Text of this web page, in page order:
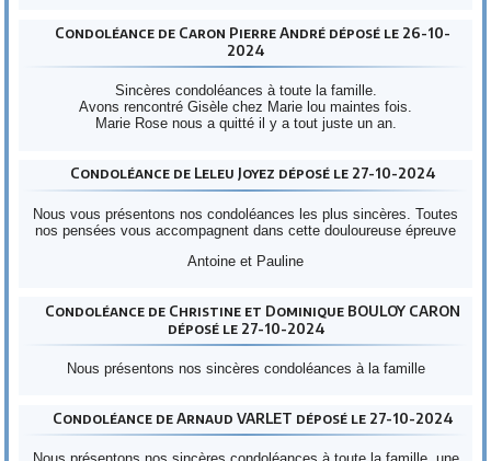
Condoléance de Caron Pierre André déposé le 26-10-
2024
Sincères condoléances à toute la famille.
Avons rencontré Gisèle chez Marie lou maintes fois.
Marie Rose nous a quitté il y a tout juste un an.
Condoléance de Leleu Joyez déposé le 27-10-2024
Nous vous présentons nos condoléances les plus sincères. Toutes
nos pensées vous accompagnent dans cette douloureuse épreuve
Antoine et Pauline
Condoléance de Christine et Dominique BOULOY CARON
déposé le 27-10-2024
Nous présentons nos sincères condoléances à la famille
Condoléance de Arnaud VARLET déposé le 27-10-2024